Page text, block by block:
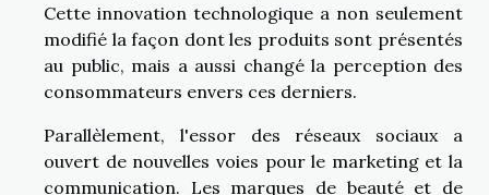
Cette innovation technologique a non seulement
modifié la façon dont les produits sont présentés
au public, mais a aussi changé la perception des
consommateurs envers ces derniers.
Parallèlement, l'essor des réseaux sociaux a
ouvert de nouvelles voies pour le marketing et la
communication. Les marques de beauté et de